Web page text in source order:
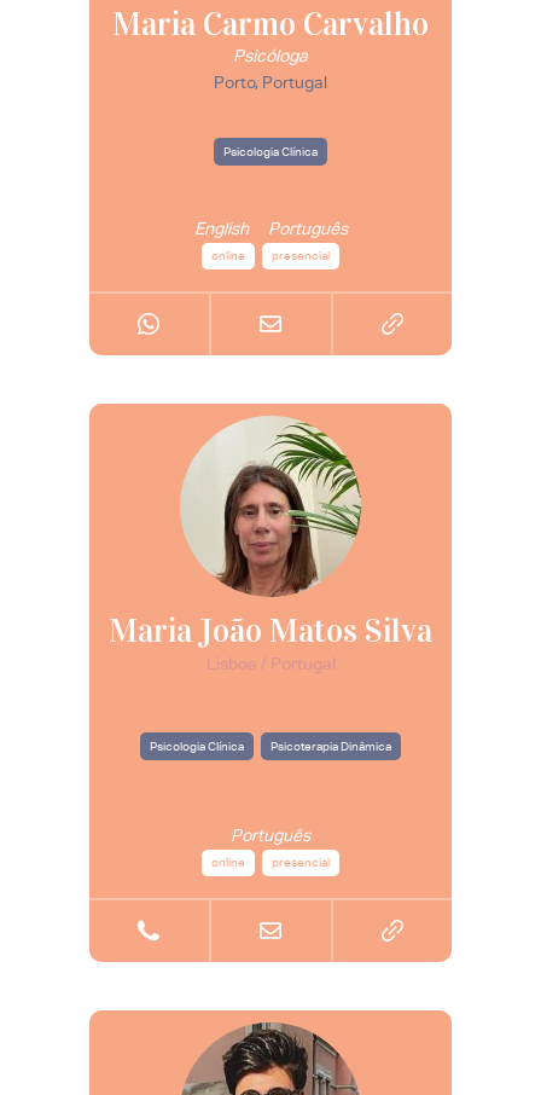
Maria Carmo Carvalho
Psicóloga
Porto, Portugal
Psicologia Clínica
English Português
online presencial
Maria João Matos Silva
Lisboa / Portugal
Psicologia Clínica Psicoterapia Dinâmica
Português
online presencial